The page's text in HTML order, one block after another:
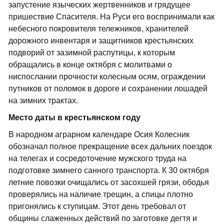
запустение языческих жертвенников и грядущее
пришествие Спасителя. На Руси его воспринимали как
небесного покровителя тележников, хранителей
дорожного инвентаря и защитников крестьянских
подворий от зазимной распутицы, к которым
обращались в конце октября с молитвами о
ниспослании прочности колесным осям, ограждении
путников от поломок в дороге и сохранении лошадей
на зимних трактах.
Место даты в крестьянском году
В народном аграрном календаре Осия Колесник
обозначал полное прекращение всех дальних поездок
на телегах и сосредоточение мужского труда на
подготовке зимнего санного транспорта. К 30 октября
летние повозки очищались от засохшей грязи, ободья
проверялись на наличие трещин, а спицы плотно
пригонялись к ступицам. Этот день требовал от
общины слаженных действий по заготовке дегтя и